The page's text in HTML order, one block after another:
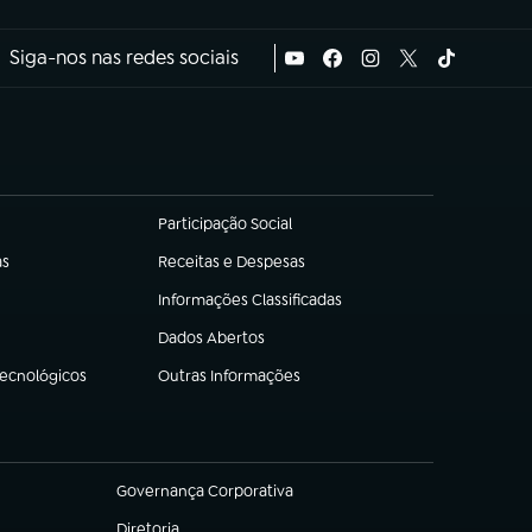
Siga-nos nas redes sociais
Participação Social
(abre em nova aba)
Receitas e Despesas
(abre em nova aba)
Informações Classificadas
(abre em nova aba)
Dados Abertos
(abre em nova aba)
Outras Informações
(abre em nova aba)
Governança Corporativa
(abre em nova aba)